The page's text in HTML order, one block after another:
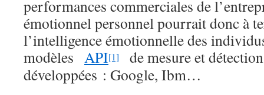
performances commerciales de
émotionnel personnel pourrait donc à
l’intelligence émotionnelle des
modèles API[1]
de mesure et
développées : Google, Ibm…